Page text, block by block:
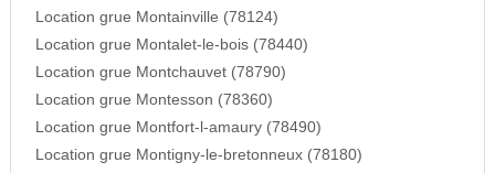
Location grue Montainville (78124)
Location grue Montalet-le-bois (78440)
Location grue Montchauvet (78790)
Location grue Montesson (78360)
Location grue Montfort-l-amaury (78490)
Location grue Montigny-le-bretonneux (78180)